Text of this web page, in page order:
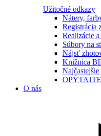
Užitočné odkazy
Nátery,
Registrácia
Realizácie
Súbory na
Nájsť
Knižnica
O nás